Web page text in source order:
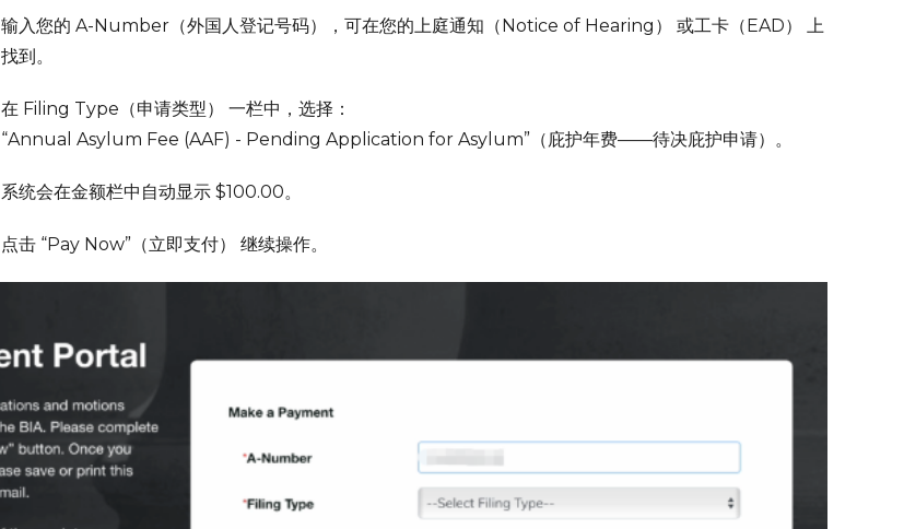
输入您的 A-Number（外国人登记号码），可在您的上庭通知（Notice of Hearing） 或工卡（EAD） 上
找到。
在 Filing Type（申请类型） 一栏中，选择：
“Annual Asylum Fee (AAF) - Pending Application for Asylum”（庇护年费——待决庇护申请）。
系统会在金额栏中自动显示 $100.00。
点击 “Pay Now”（立即支付） 继续操作。